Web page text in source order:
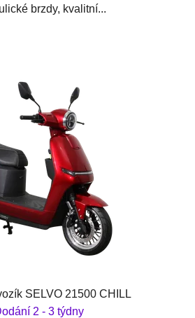
brzdy, kvalitní...
SELVO 21500 CHILL
2 - 3 týdny